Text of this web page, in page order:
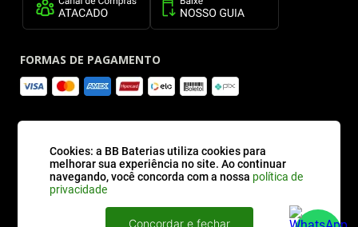
Cookies: a BB Baterias utiliza cookies para
melhorar sua experiência no site. Ao continuar
navegando, você concorda com a nossa política de
privacidade
Concordar e fechar
FORMAS DE PAGAMENTO
SITE SEGURO